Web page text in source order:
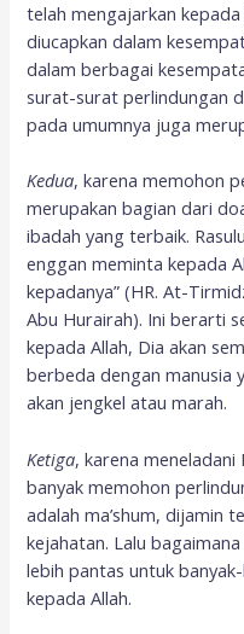
telah mengajarkan
diucapkan dalam
dalam berbagai
surat-surat perlindungan
pada umumnya juga
Kedua, karena memohon
merupakan bagian dari
ibadah yang terbaik.
enggan meminta kepada
kepadanya” (HR. At-
Abu Hurairah). Ini berarti
kepada Allah, Dia akan
berbeda dengan manusia
akan jengkel atau marah.
Ketiga, karena meneladani
banyak memohon
adalah ma’shum, dijamin
kejahatan. Lalu
lebih pantas untuk
kepada Allah.